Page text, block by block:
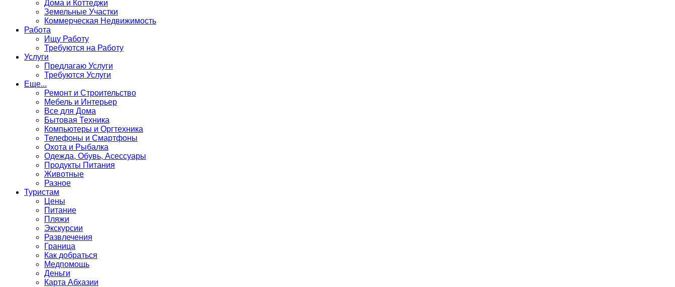
Дома и Коттеджи
Земельные Участки
Коммерческая Недвижимость
Работа
Ищу Работу
Требуются на Работу
Услуги
Предлагаю Услуги
Требуются Услуги
Еще...
Ремонт и Строительство
Мебель и Интерьер
Все для Дома
Бытовая Техника
Компьютеры и Оргтехника
Телефоны и Смартфоны
Охота и Рыбалка
Одежда, Обувь, Асессуары
Продукты Питания
Животные
Разное
Туристам
Цены
Питание
Пляжи
Экскурсии
Развлечения
Граница
Как добраться
Медпомощь
Деньги
Карта Абхазии